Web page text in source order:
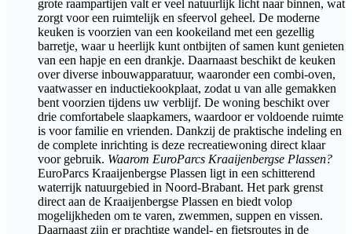
grote raampartijen valt er veel natuurlijk licht naar binnen, wat
zorgt voor een ruimtelijk en sfeervol geheel. De moderne
keuken is voorzien van een kookeiland met een gezellig
barretje, waar u heerlijk kunt ontbijten of samen kunt genieten
van een hapje en een drankje. Daarnaast beschikt de keuken
over diverse inbouwapparatuur, waaronder een combi-oven,
vaatwasser en inductiekookplaat, zodat u van alle gemakken
bent voorzien tijdens uw verblijf. De woning beschikt over
drie comfortabele slaapkamers, waardoor er voldoende ruimte
is voor familie en vrienden. Dankzij de praktische indeling en
de complete inrichting is deze recreatiewoning direct klaar
voor gebruik. Waarom EuroParcs Kraaijenbergse Plassen?
EuroParcs Kraaijenbergse Plassen ligt in een schitterend
waterrijk natuurgebied in Noord-Brabant. Het park grenst
direct aan de Kraaijenbergse Plassen en biedt volop
mogelijkheden om te varen, zwemmen, suppen en vissen.
Daarnaast zijn er prachtige wandel- en fietsroutes in de